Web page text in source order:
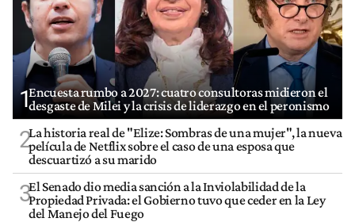
1Encuesta rumbo a 2027: cuatro consultoras midieron el
desgaste de Milei y la crisis de liderazgo en el peronismo
2La historia real de "Elize: Sombras de una mujer", la nueva
película de Netflix sobre el caso de una esposa que
descuartizó a su marido
3El Senado dio media sanción a la Inviolabilidad de la
Propiedad Privada: el Gobierno tuvo que ceder en la Ley
del Manejo del Fuego